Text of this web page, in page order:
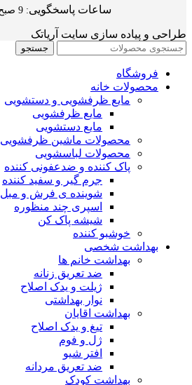
ساعات پاسخگویی: 9 صبح تا 5 عصر
طراحی و پیاده سازی سایت آریاتک
جستجو
فروشگاه
محصولات خانه
مایع ظرفشویی و دستشویی
مایع ظرفشویی
مایع دستشویی
محصولات ماشین ظرفشویی
محصولات لباسشویی
پاک کننده و ضدعفونی کننده
جرم گیر و سفید کننده
شوینده ی فرش و مبل
اسپری چند منظوره
شیشه پاک کن
خوشبو کننده
بهداشت شخصی
بهداشت خانم ها
ضد تعریق زنانه
ژیلت و یدک اصلاح
نوار بهداشتی
بهداشت اقایان
تیغ و یدک اصلاح
ژل و فوم
افتر شیو
ضد تعریق مردانه
بهداشت کودک